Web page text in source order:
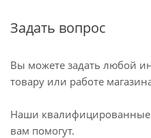
Задать вопрос
Вы можете задать любой
товару или работе
Наши квалифицированные
вам помогут.